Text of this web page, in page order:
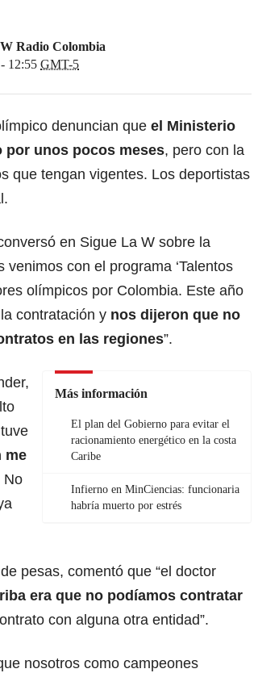
Radio Colombia
12:55 GMT-5
denuncian que el Ministerio
por unos pocos meses, pero con la
que tengan vigentes. Los deportistas
en Sigue La W sobre la
con el programa ‘Talentos
olímpicos por Colombia. Este año
contratación y nos dijeron que no
en las regiones”.
Más información
El plan del Gobierno para evitar el
racionamiento energético en la costa
Caribe
Infierno en MinCiencias: funcionaria
habría muerto por estrés
me
No
pesas, comentó que “el doctor
era que no podíamos contratar
con alguna otra entidad”.
nosotros como campeones